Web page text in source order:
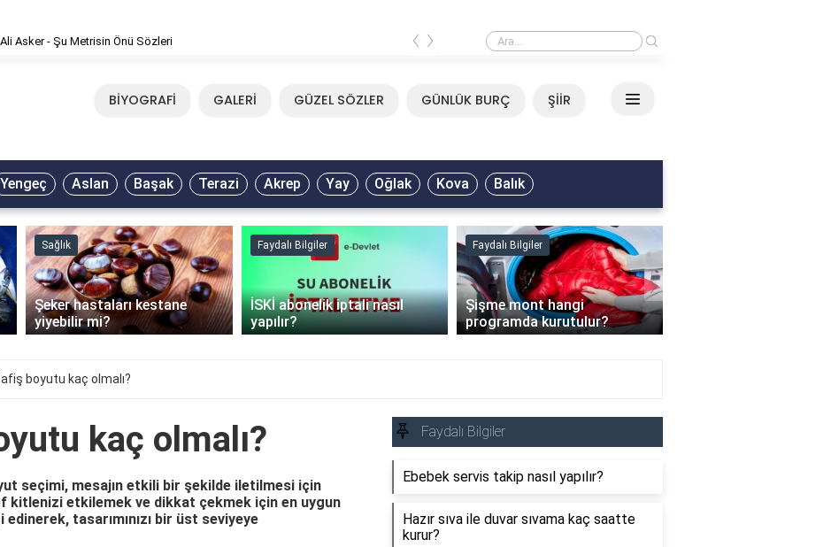
Ali Asker - Şu Metrisin Önü Sözleri Mirkelam - Tavla Sözleri
‹ ›
BİYOGRAFİ GALERİ GÜZEL SÖZLER GÜNLÜK BURÇ ŞİİR
Yengeç Aslan Başak Terazi Akrep Yay Oğlak Kova Balık
Sağlık
Şeker hastaları kestane
yiyebilir mi?
Faydalı Bilgiler
İSKİ abonelik iptali nasıl
yapılır?
Faydalı Bilgiler
Şişme mont hangi
programda kurutulur?
›
afiş boyutu kaç olmalı?
kaç olmalı?
seçimi, mesajın etkili bir şekilde iletilmesi için
kitlenizi etkilemek ve dikkat çekmek için en uygun
tasarımınızı bir üst seviyeye
Faydalı Bilgiler
Ebebek servis takip nasıl yapılır?
Hazır sıva ile duvar sıvama kaç saatte
kurur?